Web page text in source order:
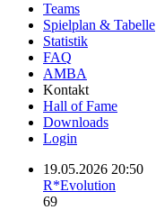
Teams
Spielplan & Tabelle
Statistik
FAQ
AMBA
Kontakt
Hall of Fame
Downloads
Login
19.05.2026 20:50
R*Evolution
69